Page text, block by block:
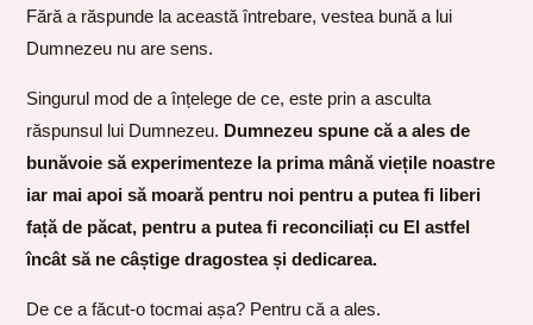
Fără a răspunde la această întrebare, vestea bună a lui
Dumnezeu nu are sens.
Singurul mod de a înțelege de ce, este prin a asculta
răspunsul lui Dumnezeu. Dumnezeu spune că a ales de
bunăvoie să experimenteze la prima mână viețile noastre
iar mai apoi să moară pentru noi pentru a putea fi liberi
față de păcat, pentru a putea fi reconciliați cu El astfel
încât să ne câștige dragostea și dedicarea.
De ce a făcut-o tocmai așa? Pentru că a ales.